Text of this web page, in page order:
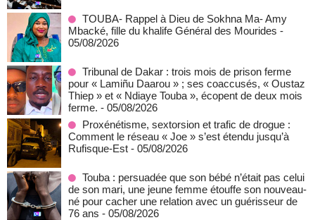
TOUBA- Rappel à Dieu de Sokhna Ma- Amy
Mbacké, fille du khalife Général des Mourides -
05/08/2026
Tribunal de Dakar : trois mois de prison ferme
pour « Lamiñu Daarou » ; ses coaccusés, « Oustaz
Thiep » et « Ndiaye Touba », écopent de deux mois
ferme. - 05/08/2026
Proxénétisme, sextorsion et trafic de drogue :
Comment le réseau « Joe » s’est étendu jusqu’à
Rufisque-Est - 05/08/2026
Touba : persuadée que son bébé n’était pas celui
de son mari, une jeune femme étouffe son nouveau-
né pour cacher une relation avec un guérisseur de
76 ans - 05/08/2026